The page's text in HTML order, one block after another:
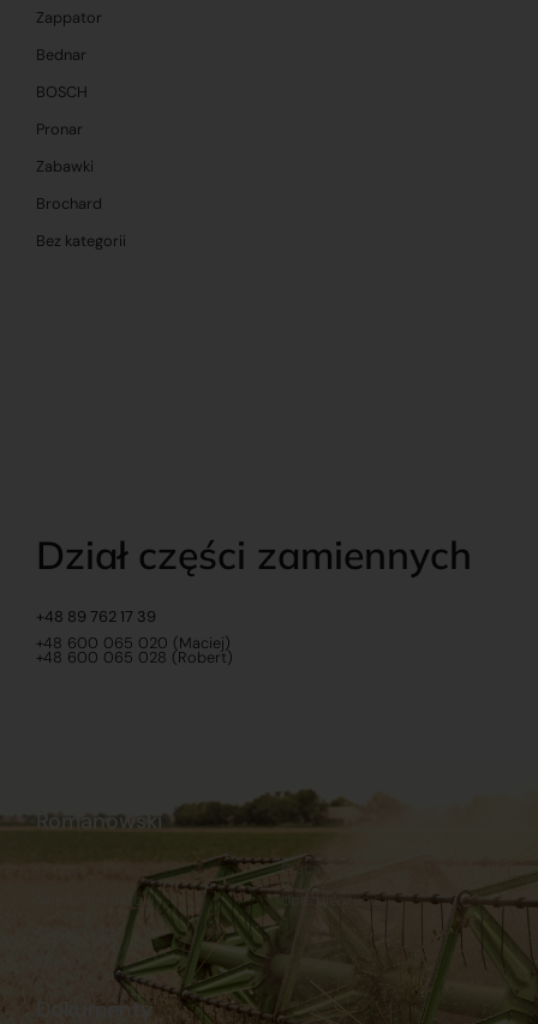
Zappator
Bednar
BOSCH
Pronar
Zabawki
Brochard
Bez kategorii
Dział części zamiennych
+48 89 762 17 39
+48 600 065 020 (Maciej)
+48 600 065 028 (Robert)
Dokumenty
Romanowski
Sklep internetowy
Praca
Ubezpieczenia